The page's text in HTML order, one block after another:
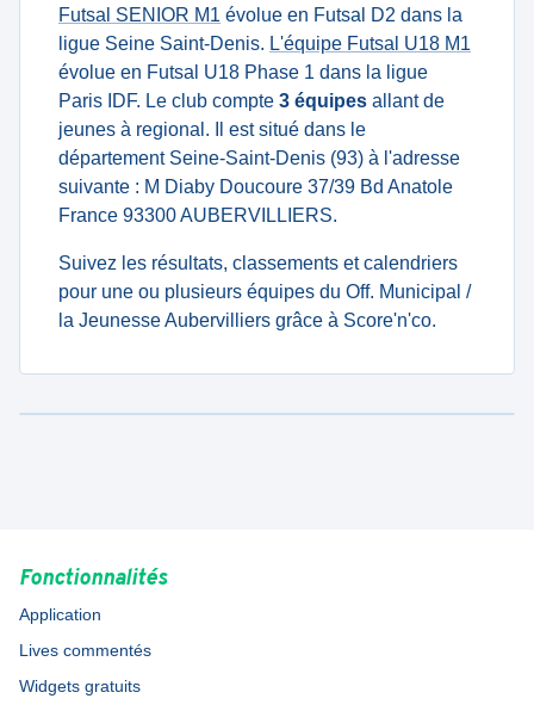
Futsal SENIOR M1 évolue en Futsal D2 dans la
ligue Seine Saint-Denis. L'équipe Futsal U18 M1
évolue en Futsal U18 Phase 1 dans la ligue
Paris IDF. Le club compte 3 équipes allant de
jeunes à regional. Il est situé dans le
département Seine-Saint-Denis (93) à l'adresse
suivante : M Diaby Doucoure 37/39 Bd Anatole
France 93300 AUBERVILLIERS.
Suivez les résultats, classements et calendriers
pour une ou plusieurs équipes du Off. Municipal /
la Jeunesse Aubervilliers grâce à Score'n'co.
Fonctionnalités
Application
Lives commentés
Widgets gratuits